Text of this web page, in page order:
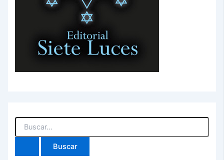
Buscar
por: